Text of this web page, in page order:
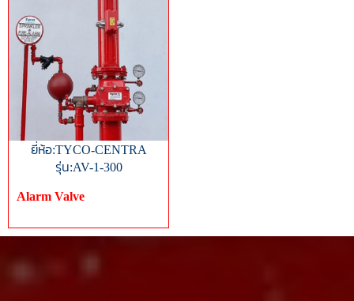
ยี่ห้อ:TYCO-CENTRA
รุ่น:AV-1-300
Alarm Valve